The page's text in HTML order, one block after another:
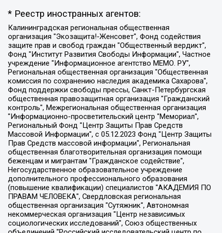
* Реестр иностранных агентов:
Калининградская региональная общественная организация "Экозащита!-Женсовет", Фонд содействия защите прав и свобод граждан "Общественный вердикт", Фонд "Институт Развития Свободы Информации", Частное учреждение "Информационное агентство МЕМО. РУ", Региональная общественная организация "Общественная комиссия по сохранению наследия академика Сахарова", Фонд поддержки свободы прессы, Санкт-Петербургская общественная правозащитная организация "Гражданский контроль", Межрегиональная общественная организация "Информационно-просветительский центр "Мемориал", Региональный Фонд "Центр Защиты Прав Средств Массовой Информации", с 05.12.2023 Фонд "Центр Защиты Прав Средств массовой информации", Региональная общественная благотворительная организация помощи беженцам и мигрантам "Гражданское содействие", Негосударственное образовательное учреждение дополнительного профессионального образования (повышение квалификации) специалистов "АКАДЕМИЯ ПО ПРАВАМ ЧЕЛОВЕКА", Свердловская региональная общественная организация "Сутяжник", Автономная некоммерческая организация "Центр независимых социологических исследований", Союз общественных объединений "Российский исследовательский центр по правам человека", Региональное общественное учреждение научно-информационный центр "МЕМОРИАЛ", Некоммерческая организация "Фонд защиты гласности", Автономная некоммерческая организация "Институт прав человека", Городская общественная организация "Екатеринбургское общество "МЕМОРИАЛ", Городская общественная организация "Рязанское историко-просветительское и правозащитное общество "Мемориал" (Рязанский Мемориал), Челябинский региональный орган общественной самодеятельности – женское общественное объединение "Женщины Евразии", Челябинский региональный орган общественной самодеятельности "Уральская правозащитная группа", Фонд содействия защите здоровья и социальной справедливости имени Андрея Рылькова, Автономная Некоммерческая Организация "Аналитический Центр Юрия Левады", Автономная некоммерческая организация социальной поддержки населения "Проект Апрель", Региональная общественная организация помощи женщинам и детям, находящимся в кризисной ситуации "Информационно-методический центр "Анна", Фонд содействия развитию массовых коммуникаций и правовому просвещению "Так-так-Так", Фонд содействия устойчивому развитию "Серебряная тайга", Свердловский региональный общественный фонд социальных проектов "Новое время", "Idel.Реалии", Кавказ.Реалии, Крым.Реалии, Телеканал Настоящее Время, Татаро-башкирская служба Радио Свобода (Azatliq Radiosi), Радио Свободная Европа/Радио Свобода (PCE/PC), "Сибирь.Реалии", "Фактограф", Благотворительный фонд помощи осужденным и их семьям, Автономная некоммерческая организация "Институт глобализации и социальных движений", Фонд "В защиту прав заключенных", Частное учреждение "Центр поддержки и содействия развитию средств массовой информации", Пензенский региональный общественный благотворительный фонд "Гражданский союз", "Север.Реалии", Некоммерческая организация Фонд "Правовая инициатива", Общество с ограниченной ответственностью "Радио Свободная Европа/Радио Свобода", Чешское информационное агентство "MEDIUM-ORIENT", Красноярская региональная общественная организация "Мы против СПИДа", Камалягин Денис Николаевич, Маркелов Сергей Евгеньевич, Пономарев Лев Александрович, Савицкая Людмила Алексеевна, Автономная некоммерческая организация "Центр по работе с проблемой насилия "НАСИЛИЮ.НЕТ", Межрегиональный профессиональный союз работников здравоохранения "Альянс врачей", Юридическое лицо, зарегистрированное в Латвийской Республике, SIA "Medusa Project" (регистрационный номер 40103797863, дата регистрации 10.06.2014), Некоммерческая организация "Фонд по борьбе с коррупцией", Автономная некоммерческая организация "Институт права и публичной политики", Баданин Роман Сергеевич, Гликин Максим Александрович, Железнова Мария Михайловна, Лукьянова Юлия Сергеевна, Маетная Елизавета Витальевна, Маняхин Петр Борисович, Чуракова Ольга Владимировна, Ярош Юлия Петровна, Юридическое лицо "The Insider SIA", зарегистрированное в Риге, Латвийская Республика (дата регистрации 26.06.2015), являющееся администратором доменного имени интернет-издания "The Insider SIA", https://theins.ru, Постернак Алексей Евгеньевич, Рубин Михаил Аркадьевич, Анин Роман Александрович, Юридическое лицо Istories fonds, зарегистрированное в Латвийской Республике (регистрационный номер 50008295751, дата регистрации 24.02.2020), Великовский Дмитрий Александрович, Долинина Ирина Николаевна, Мароховская Алеся Алексеевна, Шлейнов Роман Юрьевич, Шмагун Олеся Валентиновна, Общество с ограниченной ответственностью "Альтаир 2021", Общество с ограниченной ответственностью "Вега 2021", Общество с ограниченной ответственностью "Главный редактор 2021", Общество с ограниченной ответственностью "Ромашки монолит", Важенков Артем Валерьевич, Ивановская областная общественная организация "Центр гендерных исследований", Гурман Юрий Альбертович, Медиапроект "ОВД-Инфо", Егоров Владимир Владимирович, Жилинский Владимир Александрович, Общество с ограниченной ответственностью "ЗП", Иванова София Юрьевна, Карезина Инна Павловна, Кильтау Екатерина Викторовна, Петров Алексей Викторович, Пискунов Сергей Евгеньевич, Смирнов Сергей Сергеевич, Тихонов Михаил Сергеевич, Общество с ограниченной ответственностью "ЖУРНАЛИСТ-ИНОСТРАННЫЙ АГЕНТ", Арапова Галина Юрьевна, Вольтская Татьяна Анатольевна, Американская компания "Mason G.E.S. Anonymous Foundation" (США), являющаяся владельцем интернет-издания https://mnews.world/, Компания "Stichting Bellingcat", зарегистрированная в Нидерландах (дата регистрации 11.07.2018), Захаров Андрей Вячеславович, Клепиковская Екатерина Дмитриевна, Общество с ограниченной ответственностью "МЕМО", Перл Роман Александрович, Симонов Евгений Алексеевич, Соловьева Елена Анатольевна, Сотников Даниил Владимирович, Сурначева Елизавета Дмитриевна, Автономная некоммерческая организация по защите прав человека и информированию населения "Якутия – Наше Мнение", Общество с ограниченной ответственностью "Москоу диджитал медиа", с 26.01.2023 Общество с ограниченной ответственностью "Чайка Белые сады", Ветошкина Валерия Валерьевна, Заговора Максим Александрович, Межрегиональное общественное движение "Российская ЛГБТ - сеть", Оленичев Максим Владимирович, Павлов Иван Юрьевич, Скворцова Елена Сергеевна, Общество с ограниченной ответственностью "Как бы инагент", Кочетков Игорь Викторович, Общество с ограниченной ответственностью "Честные выборы", Еланчик Олег Александрович, Общество с ограниченной ответственностью "Нобелевский призыв", Гималова Регина Эмилевна, Григорьев Андрей Валерьевич, Григорьева Алина Александровна, Ассоциация по содействию защите прав призывников, альтернативнослужащих и военнослужащих "Правозащитная группа "Гражданин.Армия.Право", Хисамова Регина Фаритовна, Автономная некоммерческая организация по реализации социально-правовых программ "Лилит", Дальневосточное общественное движение "Маяк", Санкт-Петербургская ЛГБТ-инициативная группа "Выход", Инициативная группа ЛГБТ+ "Реверс", Алексеев Андрей Викторович, Бекбулатова Таисия Львовна, Беляев Иван Михайлович, Владыкина Елена Сергеевна, Гельман Марат Александрович, Никульшина Вероника Юрьевна, Толоконникова Надежда Андреевна, Шендерович Виктор Анатольевич, Общество с ограниченной ответственностью "Данное сообщение", Общество с ограниченной ответственностью Издательский дом "Новая глава", Айнбиндер Александра Александровна, Московский комьюнити-центр для ЛГБТ+инициатив, Благотворительный фонд развития филантропии, Deutsche Welle (Германия, Kurt-Schumacher-Strasse 3, 53113 Bonn), Борзунова Мария Михайловна, Воробьев Виктор Викторович, Голубева Анна Львовна, Константинова Алла Михайловна, Малкова Ирина Владимировна, Мурадов Мурад Абдулгалимович, Осетинская Елизавета Николаевна, Понасенков Евгений Николаевич, Ганапольский Матвей Юрьевич, Киселев Евгений Алексеевич, Борухович Ирина Григорьевна, Дремин Иван Тимофеевич, Дубровский Дмитрий Викторович, Красноярская региональная общественная организация поддержки и развития альтернативных образовательных технологий и межкультурных коммуникаций "ИНТЕРРА", Маяковская Екатерина Алексеевна, Фейгин Марк Захарович, Филимонов Андрей Викторович, Дзугкоева Регина Николаевна, Доброхотов Роман Александрович, Дудь Юрий Александрович, Елкин Сергей Владимирович, Кругликов Кирилл Игоревич, Сабунаева Мария Леонидовна, Семенов Алексей Владимирович, Шаинян Карен Багратович, Шульман Екатерина Михайловна, Асафьев Артур Валерьевич, Вахштайн Виктор Семенович, Венедиктов Алексей Алексеевич, Лушникова Екатерина Евгеньевна, Волков Леонид Михайлович, Невзоров Александр Глебович, Пархоменко Сергей Борисович, Сироткин Ярослав Николаевич, Кара-Мурза Владимир Владимирович, Баранова Наталья Владимировна, Гозман Леонид Яковлевич, Кагарлицкий Борис Юльевич, Климарев Михаил Валерьевич, Милов Владимир Станиславович, Автономная некоммерческая организация Краснодарский центр современного искусства "Типография", Моргенштерн Алишер Тагирович, Соболь Любовь Эдуардовна, Общество с ограниченной ответственностью "ЛИЗА НОРМ", Каспаров Гарри Кимович, Ходорковский Михаил Борисович, Общество с ограниченной ответственностью "Апрельские тезисы", Данилович Ирина Брониславовна, Кашин Олег Владимирович, Петров Николай Владимирович, Пивоваров Алексей Владимирович, Соколов Михаил Владимирович, Цветкова Юлия Владимировна, Чичваркин Евгений Александрович, Комитет против пыток/Команда против пыток, Общество с ограниченной ответственностью "Первый научный", Общество с ограниченной ответственностью "Вертолет и ко", Белоцерковская Вероника Борисовна, Кац Максим Евгеньевич, Лазарева Татьяна Юрьевна, Шаведдинов Руслан Табризович, Яшин Илья Валерьевич, Общество с ограниченной ответственностью "Иноагент ААВ", Алешковский Дмитрий Петрович, Альбац Евгения Марковна, Быков Дмитрий Львович, Галямина Юлия Евгеньевна, Лойко Сергей Леонидович, Мартынов Кирилл Константинович, Медведев Сергей Александрович, Крашенинников Федор Геннадиевич, Гордеева Катерина Вл